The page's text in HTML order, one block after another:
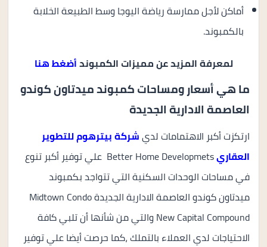
أماكن لأجل ممارسة رياضة اليوجا وسط الطبيعة الخلابة
بالكمبوند.
لمعرفة المزيد عن مميزات الكمبوندأضغط هنا
ما هي أسعار ومساحات كمبوند ميدتاون كوندو
العاصمة الادارية الجديدة
ارتكزت أكبر الاهتمامات لديشركة بيترهوم للتطوير
العقاري
Better Home Developmets علي توفير أكبر تنوع
في مساحات الوحدات السكنية التي تتواجد بكمبوند
ميدتاون كوندو العاصمة الادارية الجديدة Midtown Condo
New Capital Compound والتي من شأنها أن تلبي كافة
الاحتياجات لدي العملاء بالتملك ،كما حرصت أيضا علي توفير